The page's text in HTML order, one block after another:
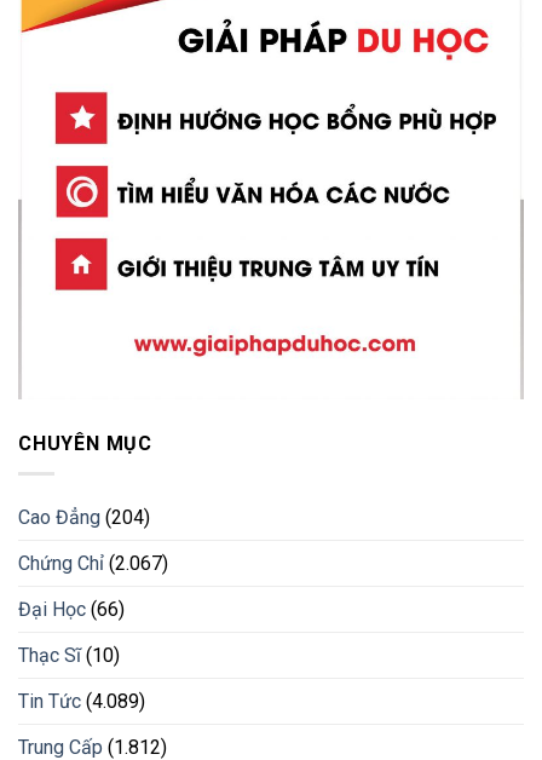
CHUYÊN MỤC
Cao Đẳng (204)
Chứng Chỉ (2.067)
Đại Học (66)
Thạc Sĩ(10)
Tin Tức (4.089)
Trung Cấp (1.812)